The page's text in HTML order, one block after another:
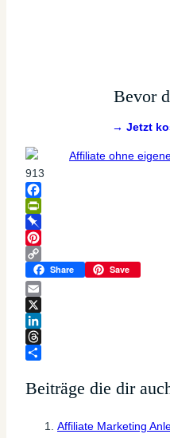
Bevor
→ Jetzt
913
Facebook
PrintFriendly
Pinboard
Pinterest
Copy
Link
Share Save
Email
X
LinkedIn
Threads
Beiträge die dir
Affiliate Marketing